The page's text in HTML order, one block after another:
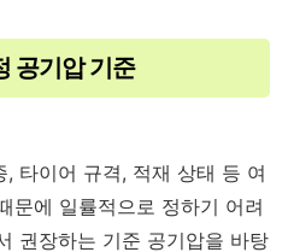
공기압 기준
타이어 규격, 적재 상태 등 여
문에 일률적으로 정하기 어려
권장하는 기준 공기압을 바탕